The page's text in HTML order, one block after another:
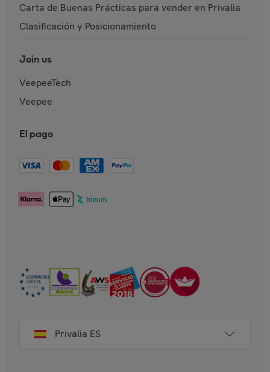
Carta de Buenas Prácticas para vender en Privalia
Clasificación y Posicionamiento
Join us
VeepeeTech
Veepee
El pago
Privalia ES